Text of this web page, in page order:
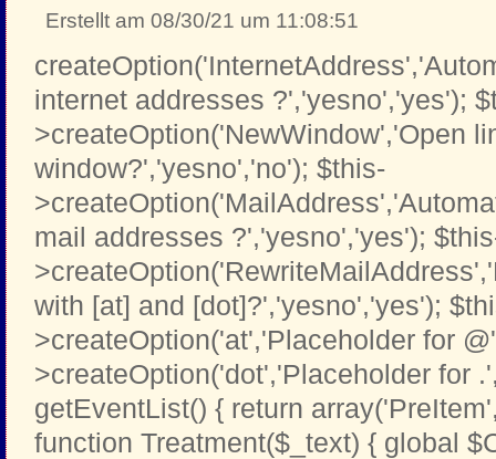
Erstellt am 08/30/21 um 11:08:51
internet addresses ?','yesno','yes');
>createOption('NewWindow','Open
window?','yesno','no'); $this-
mail addresses ?','yesno','yes');
with [at] and [dot]?','yesno','yes');
>createOption('at','Placeholder for
>createOption('dot','Placeholder for
getEventList() { return
function Treatment($_text) { global